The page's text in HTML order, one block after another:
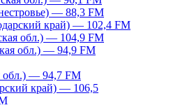
— 88,3 FM
край) — 102,4 FM
обл.) — 104,9 FM
обл.) — 94,9 FM
обл.) — 94,7 FM
край) — 106,5